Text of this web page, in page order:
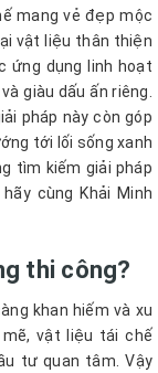
mang vẻ đẹp mộc
vật liệu thân thiện
ứng dụng linh hoạt
giàu dấu ấn riêng.
pháp này còn góp
tới lối sống xanh
tìm kiếm giải pháp
cùng Khải Minh
thi công?
khan hiếm và xu
vật liệu tái chế
tư quan tâm. Vậy